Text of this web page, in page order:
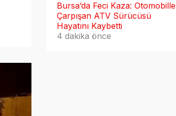
Bursa’da Feci Kaza: Otomobille
Çarpışan ATV Sürücüsü
Hayatını Kaybetti
4 dakika önce